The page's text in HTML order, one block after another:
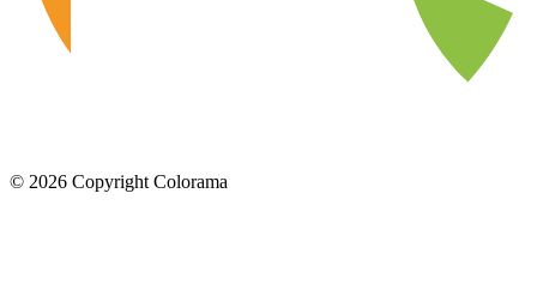
© 2026 Copyright Colorama